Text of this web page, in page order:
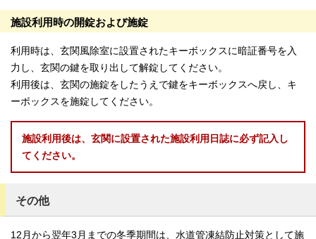
施設利用時の開錠および施錠
利用時は、玄関風除室に設置されたキーボックスに暗証番号を入
力し、玄関の鍵を取り出して解錠してください。
利用後は、玄関の施錠をしたうえで鍵をキーボックスへ戻し、キ
ーボックスを施錠してください。
施設利用後は、玄関に設置された施設利用日誌に必ず記入し
てください。
その他
12月から翌年3月までの冬季期間は、水道管凍結防止対策として施